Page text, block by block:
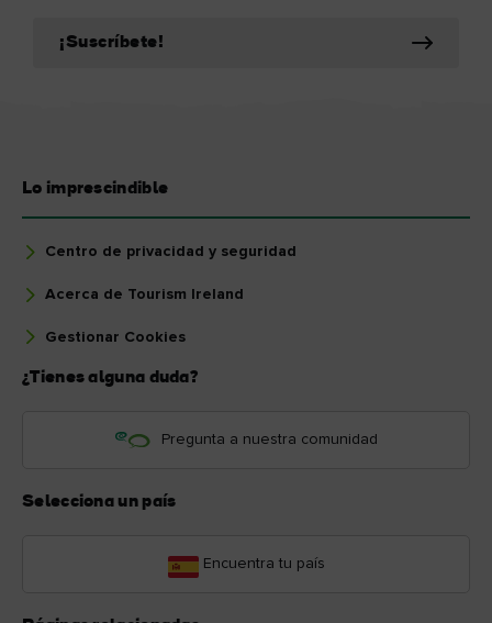
¡Suscríbete!
Lo imprescindible
Centro de privacidad y seguridad
Acerca de Tourism Ireland
Gestionar Cookies
¿Tienes alguna duda?
Pregunta a nuestra comunidad
Selecciona un país
Encuentra tu país